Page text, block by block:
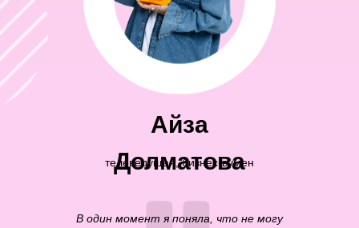
Айза
Долматова
телеведущая, бизнес-вумен
В один момент я поняла, что не могу